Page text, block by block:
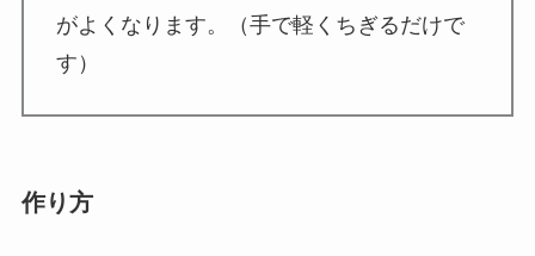
がよくなります。（手で軽くちぎるだけで
す）
作り方